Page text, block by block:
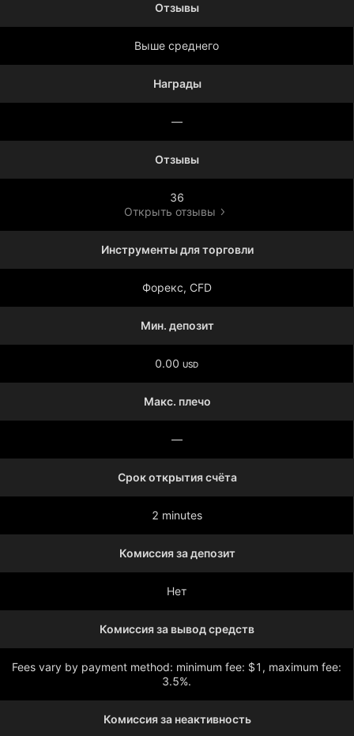
Отзывы
Выше среднего
Награды
—
Отзывы
36
Открыть отзывы
Инструменты для торговли
Форекс, CFD
Мин. депозит
0.00 USD
Макс. плечо
—
Срок открытия счёта
2 minutes
Комиссия за депозит
Нет
Комиссия за вывод средств
Fees vary by payment method: minimum fee: $1, maximum fee:
3.5%.
Комиссия за неактивность